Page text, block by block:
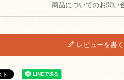
商品についてのお問い
レビューを書く